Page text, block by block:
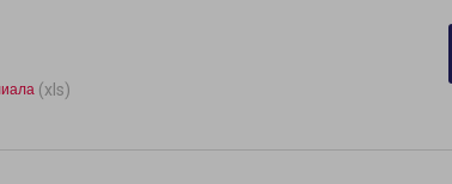
(xls)